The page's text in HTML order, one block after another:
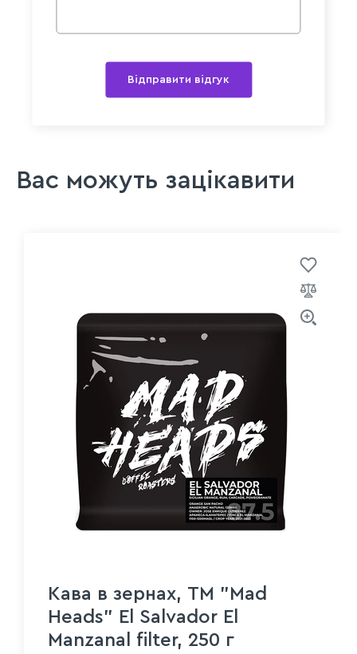
Відправити відгук
Вас можуть зацікавити
Кава в зернах, ТМ "Mad
Heads" El Salvador El
Manzanal filter, 250 г